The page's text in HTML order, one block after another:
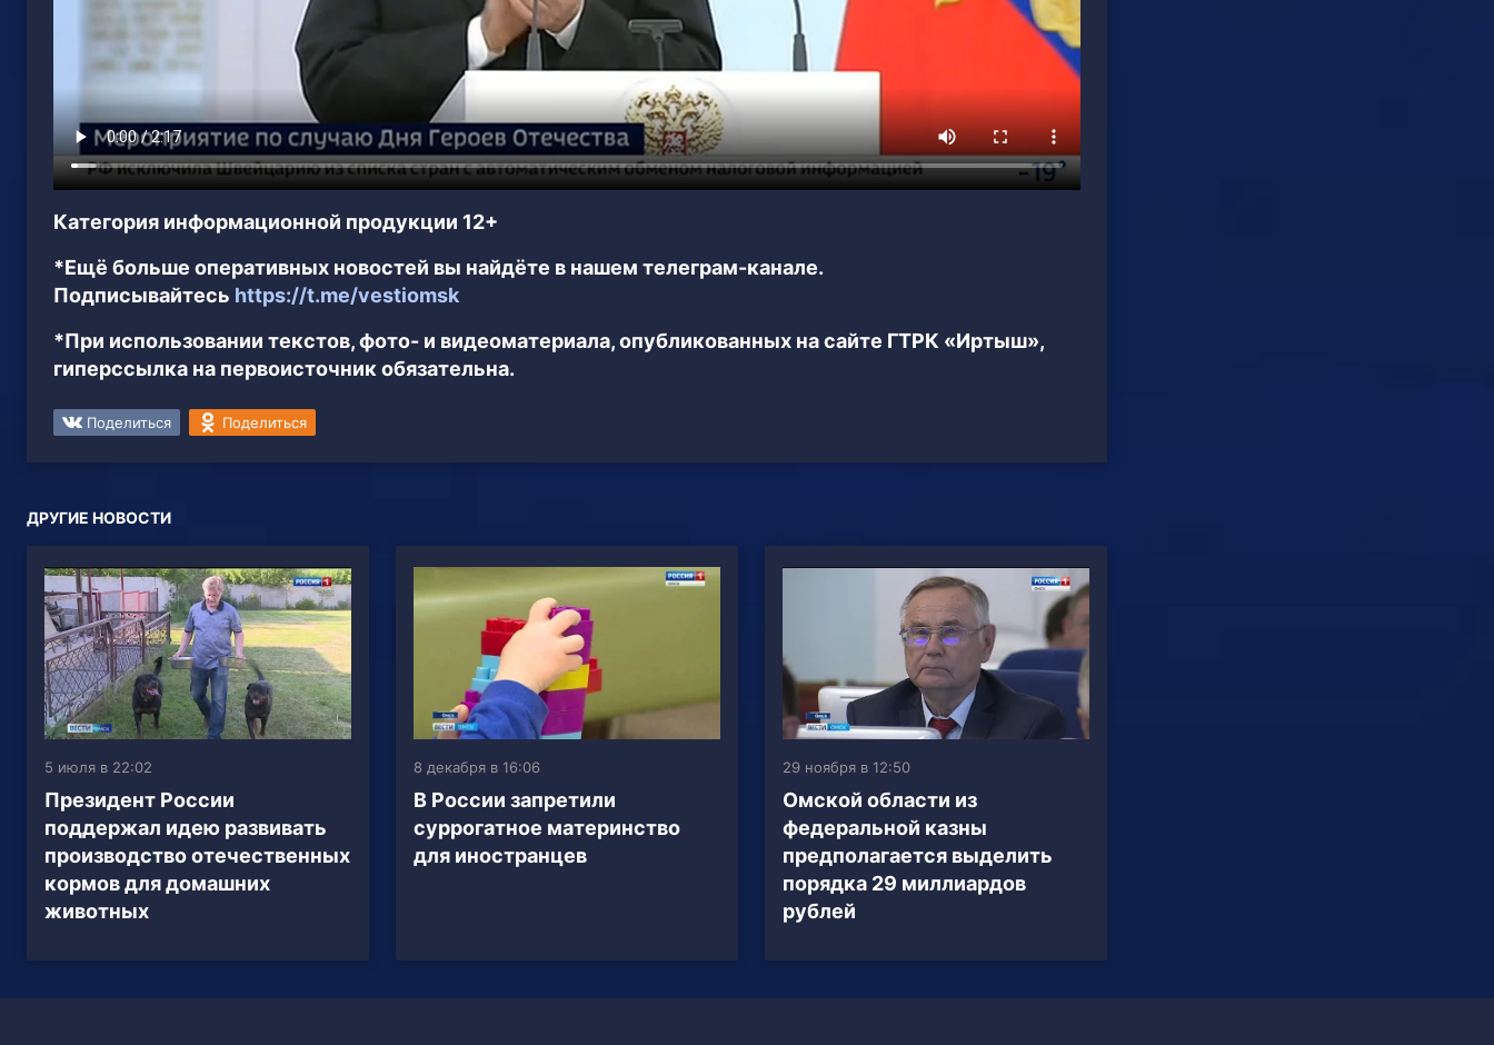
Категория информационной продукции 12+
*Ещё больше оперативных новостей вы найдёте в нашем телеграм-канале.
Подписывайтесь https://t.me/vestiomsk
*При использовании текстов, фото- и видеоматериала, опубликованных на сайте ГТРК «Иртыш»,
гиперссылка на первоисточник обязательна.
Поделиться Поделиться
ДРУГИЕ НОВОСТИ
5 июля в 22:02
Президент России
поддержал идею развивать
производство отечественных
кормов для домашних
животных
8 декабря в 16:06
В России запретили
суррогатное материнство
для иностранцев
29 ноября в 12:50
Омской области из
федеральной казны
предполагается выделить
порядка 29 миллиардов
рублей